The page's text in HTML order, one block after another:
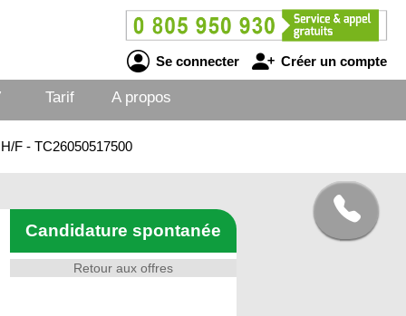
Se connecter Créer un compte
Tarif A propos
F - TC26050517500
Retour aux offres
Candidature spontanée